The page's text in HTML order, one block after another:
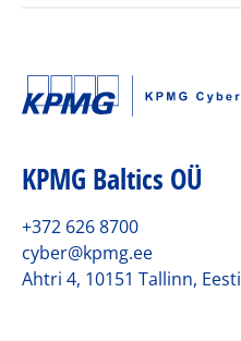
KPMG Baltics OÜ
+372 626 8700
cyber@kpmg.ee
Ahtri 4, 10151 Tallinn, Eesti